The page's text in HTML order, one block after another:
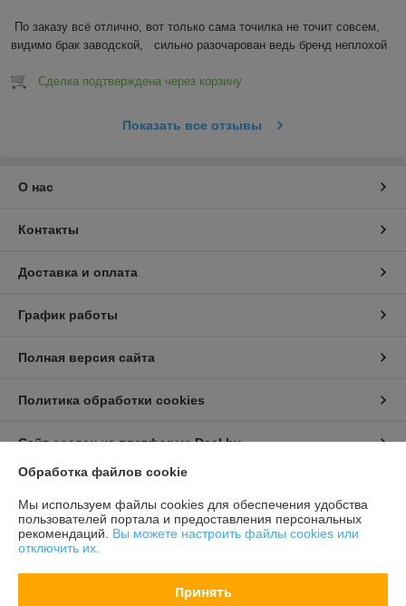
По заказу всё отлично, вот только сама точилка не точит совсем,
видимо брак заводской,   сильно разочарован ведь бренд неплохой
Сделка подтверждена через корзину
Показать все отзывы
О нас
Контакты
Доставка и оплата
График работы
Полная версия сайта
Политика обработки cookies
Сайт создан на платформе Deal.by
Информация для покупателя
Индивидуальный предприниматель:Бондарович Андрей Иванович
г. Минск, ул. Первомайская, д. 24 к.3, кв. 15
Регистрационный номер ЕГР: 191658429
Обработка файлов cookie
Мы используем файлы cookies для обеспечения удобства
пользователей портала и предоставления персональных
рекомендаций. Вы можете настроить файлы cookies или
отключить их.
Принять